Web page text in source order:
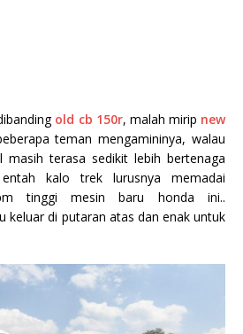
old cb 150r, malah mirip new
teman mengamininya, walau
masih terasa sedikit lebih bertenaga
kalo trek lurusnya memadai
tinggi mesin baru honda ini..
keluar di putaran atas dan enak untuk